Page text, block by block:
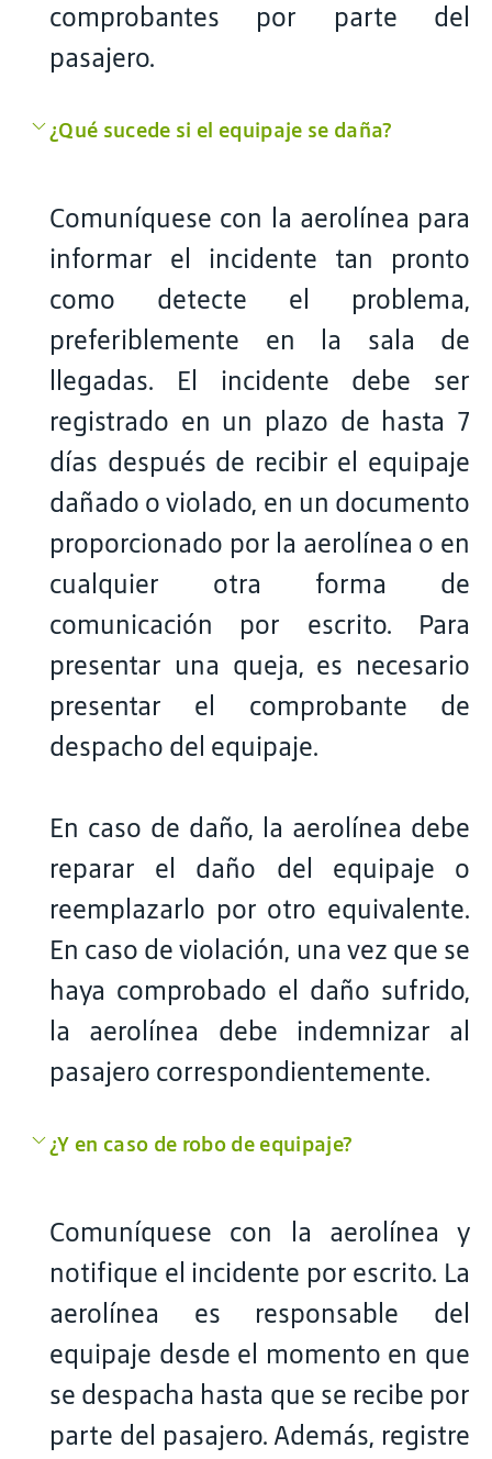
comprobantes por parte del
pasajero.
¿Qué sucede si el equipaje se daña?
Comuníquese con la aerolínea para
informar el incidente tan pronto
como detecte el problema,
preferiblemente en la sala de
llegadas. El incidente debe ser
registrado en un plazo de hasta 7
días después de recibir el equipaje
dañado o violado, en un documento
proporcionado por la aerolínea o en
cualquier otra forma de
comunicación por escrito. Para
presentar una queja, es necesario
presentar el comprobante de
despacho del equipaje.
En caso de daño, la aerolínea debe
reparar el daño del equipaje o
reemplazarlo por otro equivalente.
En caso de violación, una vez que se
haya comprobado el daño sufrido,
la aerolínea debe indemnizar al
pasajero correspondientemente.
¿Y en caso de robo de equipaje?
Comuníquese con la aerolínea y
notifique el incidente por escrito. La
aerolínea es responsable del
equipaje desde el momento en que
se despacha hasta que se recibe por
parte del pasajero. Además, registre